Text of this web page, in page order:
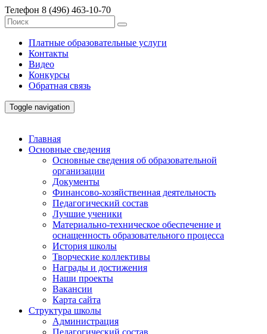
Телефон 8 (496) 463-10-70
Платные образовательные услуги
Контакты
Видео
Конкурсы
Обратная связь
Toggle navigation
Главная
Основные сведения
Основные сведения об образовательной
организации
Документы
Финансово-хозяйственная деятельность
Педагогический состав
Лучшие ученики
Материально-техническое обеспечение и
оснащенность образовательного процесса
История школы
Творческие коллективы
Награды и достижения
Наши проекты
Вакансии
Карта сайта
Структура школы
Администрация
Педагогический состав